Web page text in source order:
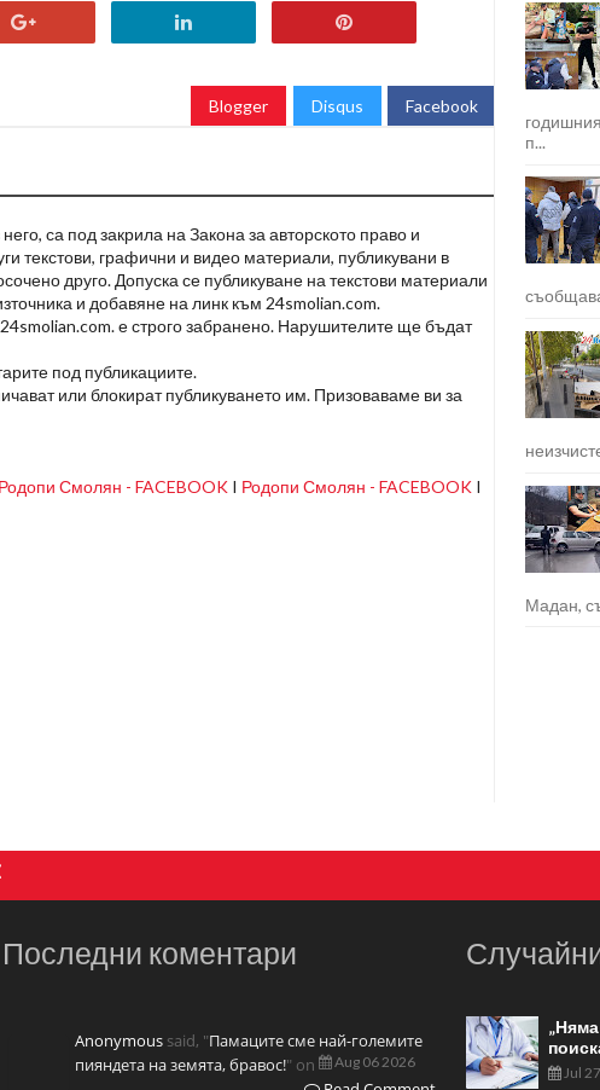
Blogger Disqus Facebook
са под закрила на Закона за авторското право и
текстови, графични и видео материали, публикувани в
друго. Допуска се публикуване на текстови материали
и добавяне на линк към 24smolian.com.
е строго забранено. Нарушителите ще бъдат
под публикациите.
или блокират публикуването им. Призоваваме ви за
Родопи Смолян - FACEBOOK I Родопи Смолян - FACEBOOK I
п...
Мадан,
Последни коментари
Anonymous said, "Памаците сме най-големите
пияндета на земята, бравос!" on Aug 06 2026
Jul